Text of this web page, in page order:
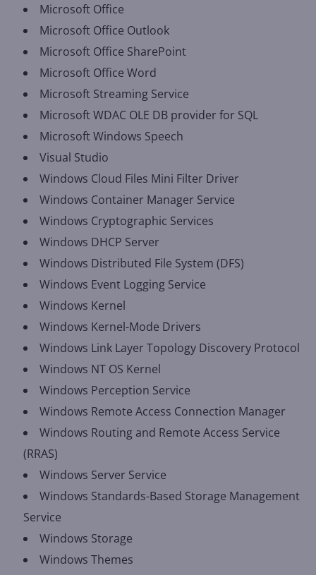
Microsoft Office
Microsoft Office Outlook
Microsoft Office SharePoint
Microsoft Office Word
Microsoft Streaming Service
Microsoft WDAC OLE DB provider for SQL
Microsoft Windows Speech
Visual Studio
Windows Cloud Files Mini Filter Driver
Windows Container Manager Service
Windows Cryptographic Services
Windows DHCP Server
Windows Distributed File System (DFS)
Windows Event Logging Service
Windows Kernel
Windows Kernel-Mode Drivers
Windows Link Layer Topology Discovery Protocol
Windows NT OS Kernel
Windows Perception Service
Windows Remote Access Connection Manager
Windows Routing and Remote Access Service
(RRAS)
Windows Server Service
Windows Standards-Based Storage Management
Service
Windows Storage
Windows Themes